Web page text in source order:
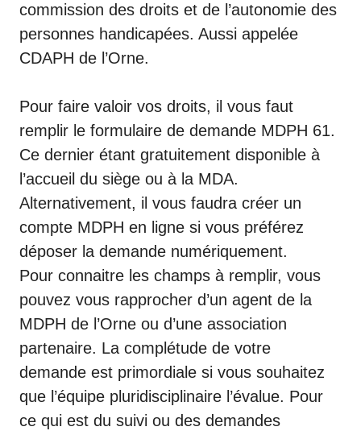
commission des droits et de l’autonomie des
personnes handicapées. Aussi appelée
CDAPH de l’Orne.
Pour faire valoir vos droits, il vous faut
remplir le formulaire de demande MDPH 61.
Ce dernier étant gratuitement disponible à
l’accueil du siège ou à la MDA.
Alternativement, il vous faudra créer un
compte MDPH en ligne si vous préférez
déposer la demande numériquement.
Pour connaitre les champs à remplir, vous
pouvez vous rapprocher d’un agent de la
MDPH de l’Orne ou d’une association
partenaire. La complétude de votre
demande est primordiale si vous souhaitez
que l’équipe pluridisciplinaire l’évalue. Pour
ce qui est du suivi ou des demandes